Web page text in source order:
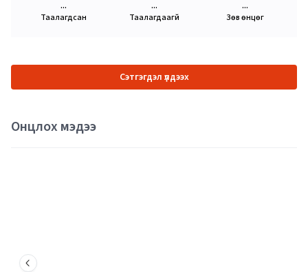
...
Таалагдсан
...
Таалагдаагүй
...
Зөв өнцөг
Сэтгэгдэл үлдээх
Онцлох мэдээ